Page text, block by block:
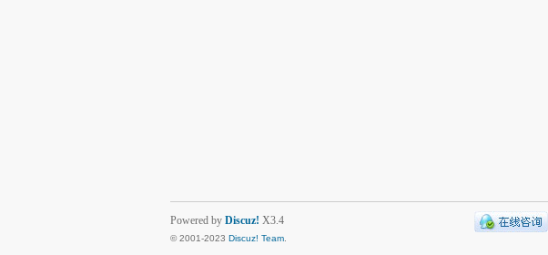
Powered by Discuz! X3.4
© 2001-2023 Discuz! Team